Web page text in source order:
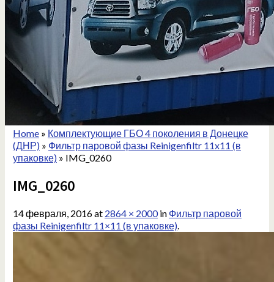
Home» Комплектующие ГБО 4 поколения в Донецке
(ДНР)» Фильтр паровой фазы Reinigenfiltr 11x11 (в
упаковке)» IMG_0260
IMG_0260
14 февраля, 2016at 2864 × 2000in Фильтр паровой
фазы Reinigenfiltr 11×11 (в упаковке).